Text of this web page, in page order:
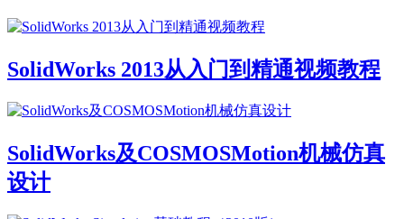
SolidWorks 2013从入门到精通视频教程
SolidWorks及COSMOSMotion机械仿真
设计